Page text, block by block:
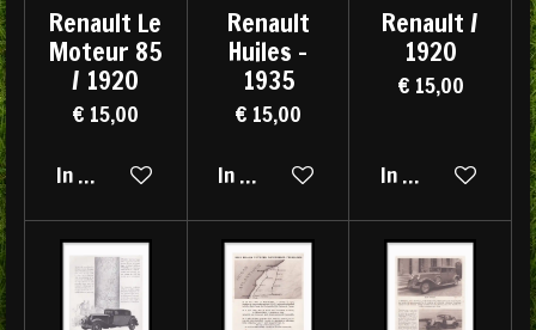
Renault Le
Moteur 85
/ 1920
€ 15,00
In winkelwagen
Renault
Huiles -
1935
€ 15,00
In winkelwagen
Renault /
1920
€ 15,00
In winkelwagen